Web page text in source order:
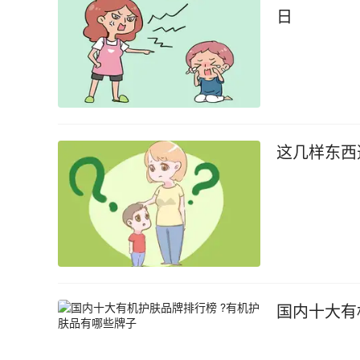
日
这几样东
国内十大